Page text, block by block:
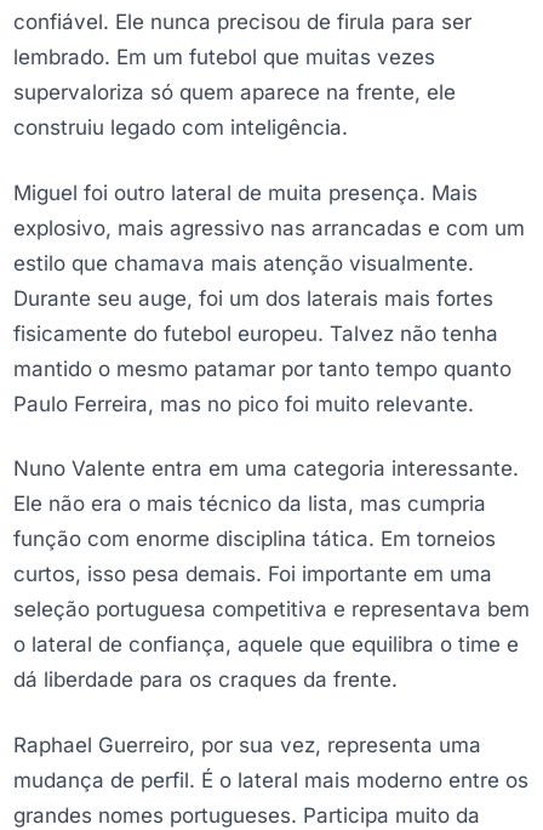
confiável. Ele nunca precisou de firula para ser
lembrado. Em um futebol que muitas vezes
supervaloriza só quem aparece na frente, ele
construiu legado com inteligência.
Miguel foi outro lateral de muita presença. Mais
explosivo, mais agressivo nas arrancadas e com um
estilo que chamava mais atenção visualmente.
Durante seu auge, foi um dos laterais mais fortes
fisicamente do futebol europeu. Talvez não tenha
mantido o mesmo patamar por tanto tempo quanto
Paulo Ferreira, mas no pico foi muito relevante.
Nuno Valente entra em uma categoria interessante.
Ele não era o mais técnico da lista, mas cumpria
função com enorme disciplina tática. Em torneios
curtos, isso pesa demais. Foi importante em uma
seleção portuguesa competitiva e representava bem
o lateral de confiança, aquele que equilibra o time e
dá liberdade para os craques da frente.
Raphael Guerreiro, por sua vez, representa uma
mudança de perfil. É o lateral mais moderno entre os
grandes nomes portugueses. Participa muito da